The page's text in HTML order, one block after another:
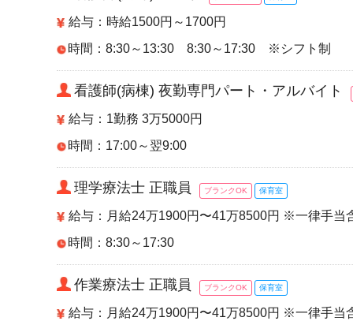
給与：時給1500円～1700円
時間：8:30～13:30 8:30～17:30 ※シフト制
看護師(病棟) 夜勤専門パート・アルバイト
給与：1勤務 3万5000円
時間：17:00～翌9:00
理学療法士 正職員 ブランクOK 保育室
給与：月給24万1900円〜41万8500円 ※一律手当
時間：8:30～17:30
作業療法士 正職員 ブランクOK 保育室
給与：月給24万1900円〜41万8500円 ※一律手当